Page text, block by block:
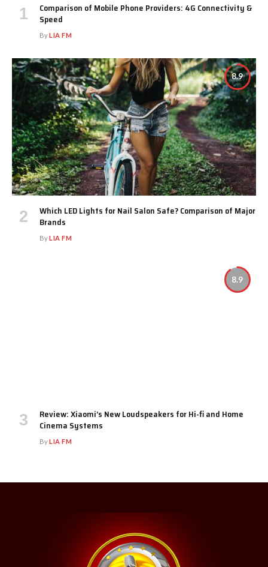
Comparison of Mobile Phone Providers: 4G Connectivity &
Speed
ByLIA FM
8.9
Which LED Lights for Nail Salon Safe? Comparison of Major
Brands
ByLIA FM
8.9
Review: Xiaomi’s New Loudspeakers for Hi-fi and Home
Cinema Systems
ByLIA FM